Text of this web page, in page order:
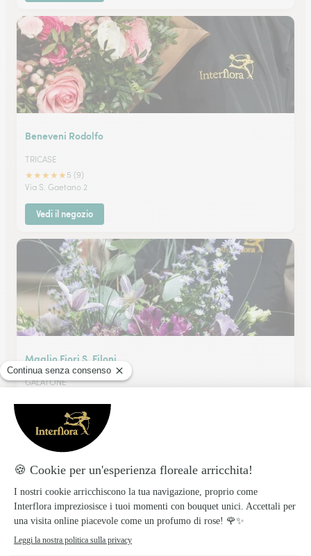
Beneveni Rodolfo
TRICASE
★★★★★ 5 (9)
Via S. Gaetano 2
Vedi il negozio
Maglio Fiori S. Filoni
GALATONE
Via P. Nico 10
Vedi il negozio